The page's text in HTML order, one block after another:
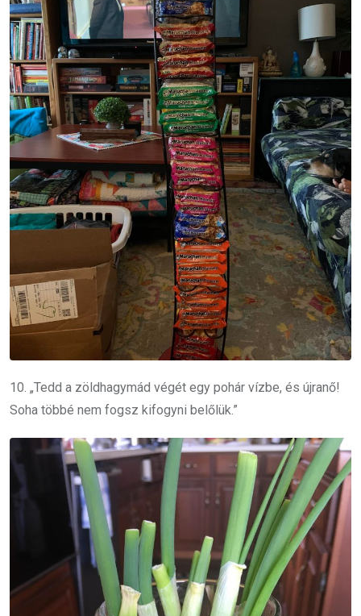
10. „Tedd a zöldhagymád végét egy pohár vízbe, és újranő!
Soha többé nem fogsz kifogyni belőlük.”